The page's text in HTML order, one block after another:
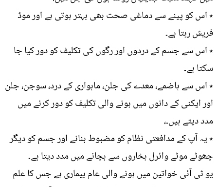
٭ اس کو پینے سے دماغی صحت بھی بہتر ہوتی ہے اور موڈ
فریش رہتا ہے۔
٭ اس سے جسم کے دردوں اور رگوں کی تکلیف کو دور کیا جا
سکتا ہے۔
٭ اس سے ہاضمے، معدے کی جلن، ماہواری کے درد، سوجن، جلن
اور ایکنی کے دانوں میں ہونے والی تکلیف کو دور کرنے میں
مدد دیتے ہیں۔،
٭ یہ آپ کے مدافعتی نظام کو مضبوط بنانے اور جسم کو دیگر
چھوٹے موٹے وائرل بخاروں سے بچانے میں مدد دیتا ہے۔
یو ٹی آئی خواتین میں ہونے والی عام بیماری ہے جس کا علم